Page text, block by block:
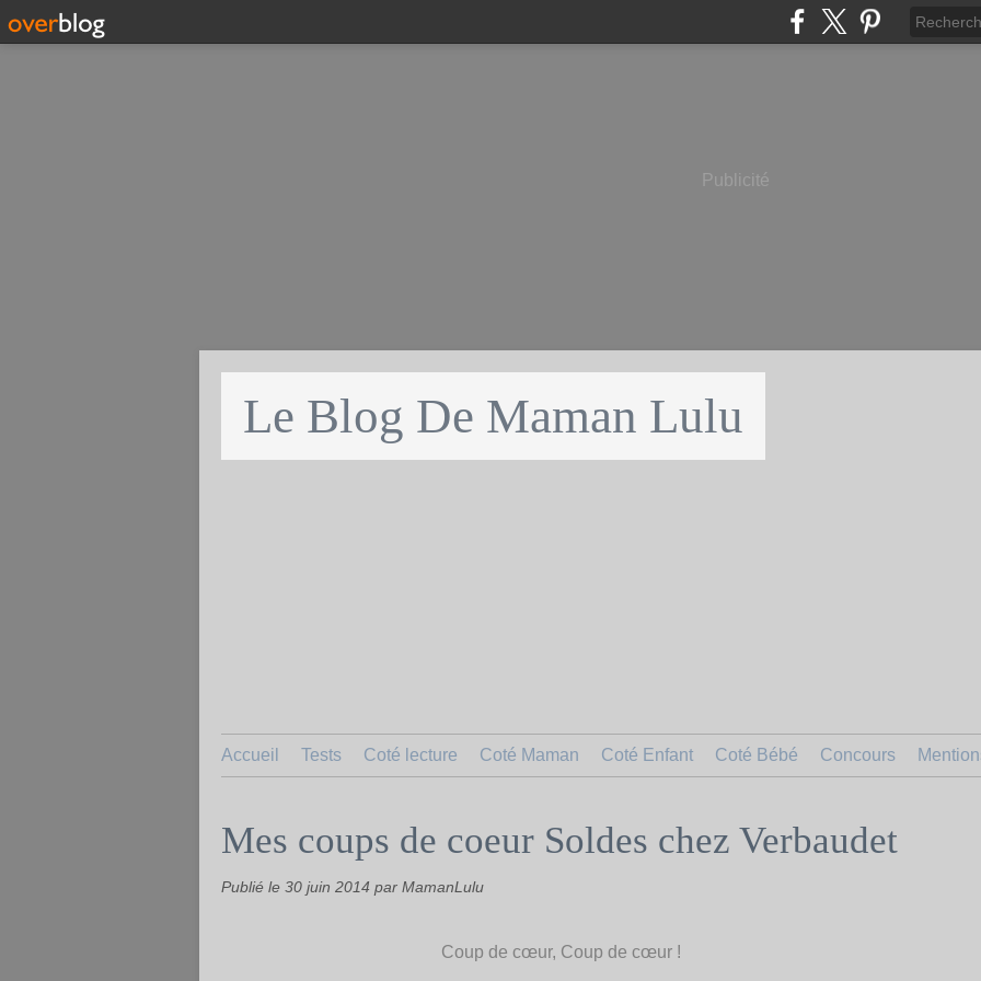
Publicité
Le Blog De Maman Lulu
Accueil Tests Coté lecture Coté Maman Coté Enfant Coté Bébé Concours
Mes coups de coeur Soldes chez Verbaudet
Publié le 30 juin 2014 par MamanLulu
Coup de cœur, Coup de cœur !